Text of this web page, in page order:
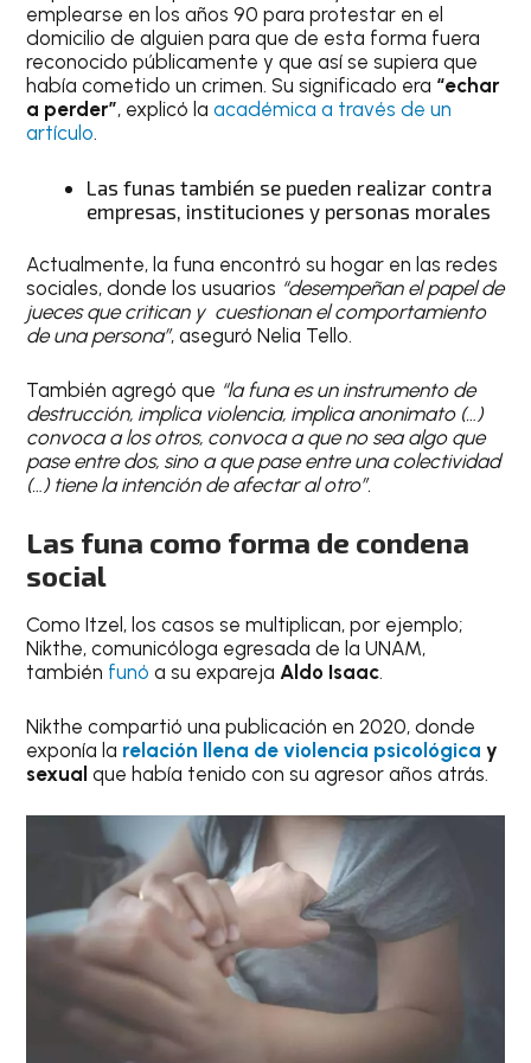
emplearse en los años 90 para protestar en el
domicilio de alguien para que de esta forma fuera
reconocido públicamente y que así se supiera que
había cometido un crimen. Su significado era “echar
a perder”, explicó la académica a través de un
artículo.
Las funas también se pueden realizar contra
empresas, instituciones y personas morales
Actualmente, la funa encontró su hogar en las redes
sociales, donde los usuarios “desempeñan el papel de
jueces que critican y cuestionan el comportamiento
de una persona”, aseguró Nelia Tello.
También agregó que “la funa es un instrumento de
destrucción, implica violencia, implica anonimato (…)
convoca a los otros, convoca a que no sea algo que
pase entre dos, sino a que pase entre una colectividad
(…) tiene la intención de afectar al otro”.
Las funa como forma de condena
social
Como Itzel, los casos se multiplican, por ejemplo;
Nikthe, comunicóloga egresada de la UNAM,
también funó a su exparejaAldo Isaac.
Nikthe compartió una publicación en 2020, donde
exponía la relación llena de violencia psicológica y
sexualque había tenido con su agresor años atrás.